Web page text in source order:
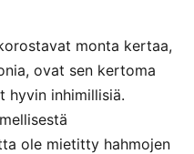
monta kertaa,
ovat sen kertoma
hyvin inhimillisiä.
ole mietitty hahmojen